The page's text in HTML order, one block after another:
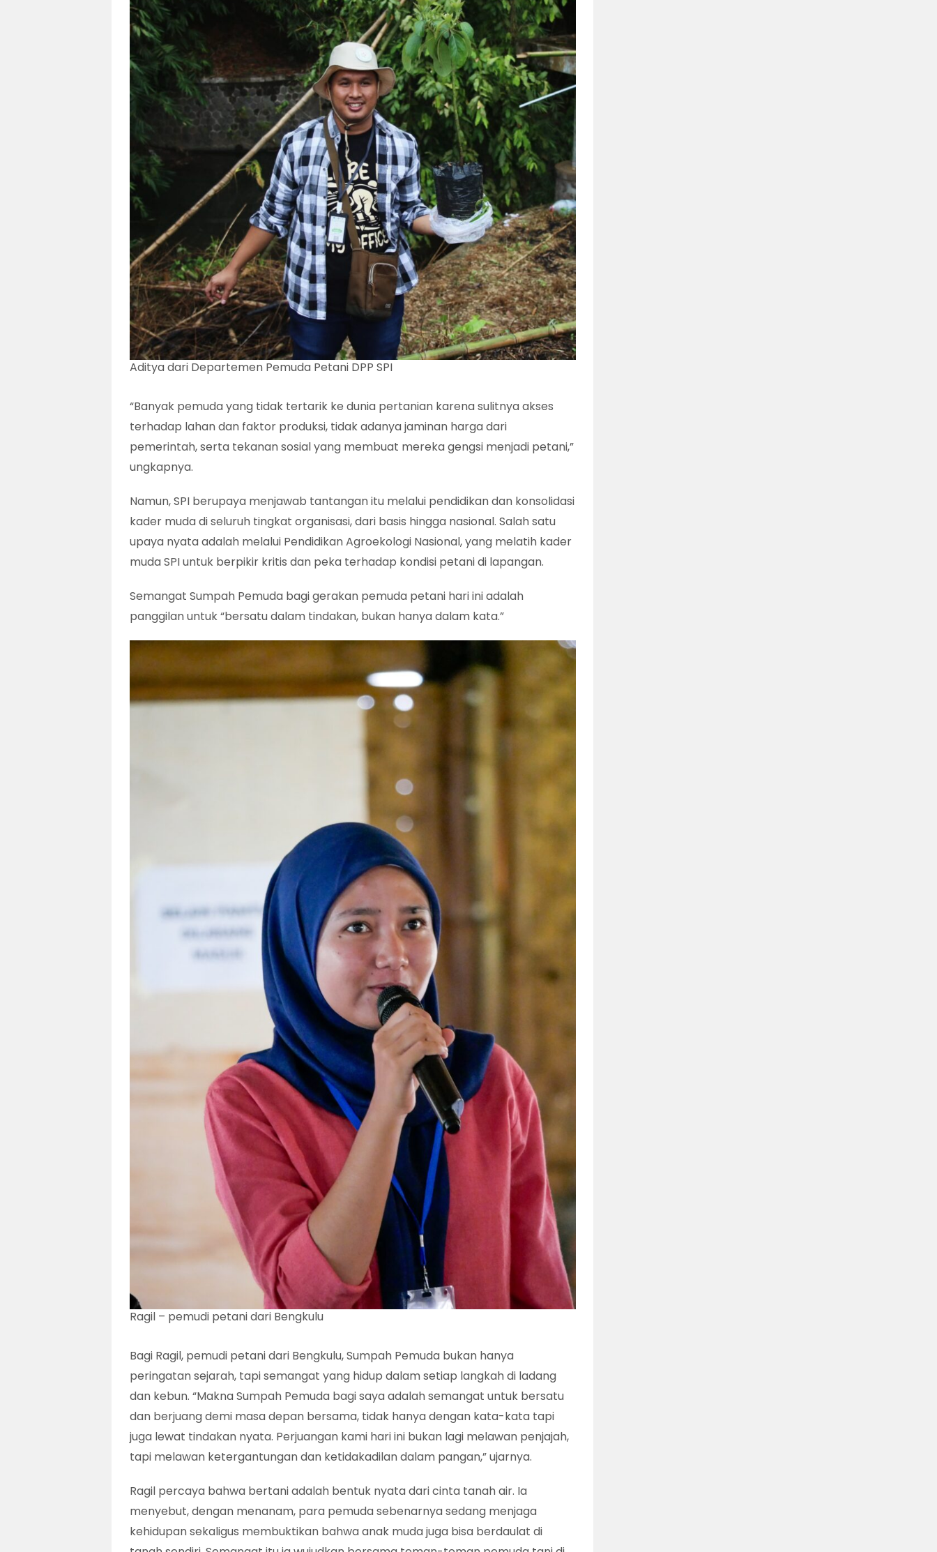
Aditya dari Departemen Pemuda Petani DPP SPI
“Banyak pemuda yang tidak tertarik ke dunia pertanian karena sulitnya akses
terhadap lahan dan faktor produksi, tidak adanya jaminan harga dari
pemerintah, serta tekanan sosial yang membuat mereka gengsi menjadi petani,”
ungkapnya.
Namun, SPI berupaya menjawab tantangan itu melalui pendidikan dan konsolidasi
kader muda di seluruh tingkat organisasi, dari basis hingga nasional. Salah satu
upaya nyata adalah melalui Pendidikan Agroekologi Nasional, yang melatih kader
muda SPI untuk berpikir kritis dan peka terhadap kondisi petani di lapangan.
Semangat Sumpah Pemuda bagi gerakan pemuda petani hari ini adalah
panggilan untuk “bersatu dalam tindakan, bukan hanya dalam kata.”
Ragil – pemudi petani dari Bengkulu
Bagi Ragil, pemudi petani dari Bengkulu, Sumpah Pemuda bukan hanya
peringatan sejarah, tapi semangat yang hidup dalam setiap langkah di ladang
dan kebun. “Makna Sumpah Pemuda bagi saya adalah semangat untuk bersatu
dan berjuang demi masa depan bersama, tidak hanya dengan kata-kata tapi
juga lewat tindakan nyata. Perjuangan kami hari ini bukan lagi melawan penjajah,
tapi melawan ketergantungan dan ketidakadilan dalam pangan,” ujarnya.
Ragil percaya bahwa bertani adalah bentuk nyata dari cinta tanah air. Ia
menyebut, dengan menanam, para pemuda sebenarnya sedang menjaga
kehidupan sekaligus membuktikan bahwa anak muda juga bisa berdaulat di